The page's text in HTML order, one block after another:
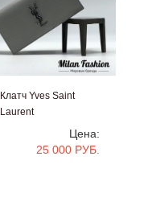
Клатч Yves Saint
Laurent
Цена:
25 000 РУБ.